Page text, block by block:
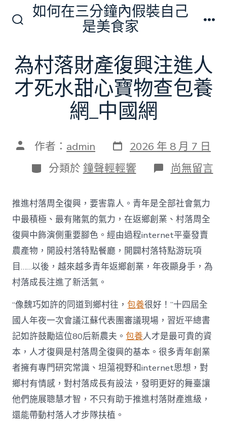
切
換
開
關
如何在三分鐘內假裝自己
是美食家
為村落財產復興注進人
才死水甜心寶物查包養
網_中國網
文 作者： admin 發
表
日
期
2026 年 8 月 7 日
分
類
分類於 鐘聲輕輕響 在
〈為
落
財
產
復
興
注
進
人
水
甜
心
寶
物
查
包
養
網
_
中
尚無留言
推進村落周全復興，要害靠人。青年是全部社會氣力
中最積極、最有賭氣的氣力，在返鄉創業、村落周全
復興中飾演側重要腳色。經由過程internet平臺發賣
農產物，開設村落特點餐廳，開闢村落特點游玩項
目……以後，越來越多青年返鄉創業，年夜顯身手，為
村落成長注進了新活氣。
“像魏巧如許的同道到鄉村往，包養很好！”十四屆全
國人年夜一次會議江蘇代表團審議現場，習近平總書
記如許鼓勵這位80后新農夫。包養人才是最可貴的資
本，人才復興是村落周全復興的基本。很多青年創業
者擁有專門研究常識、坦蕩視野和internet思想，對
鄉村有情感，對村落成長有設法，發明更好的舞臺讓
他們施展聰慧才智，不只有助于推進村落財產進級，
還能帶動村落人才步隊扶植。